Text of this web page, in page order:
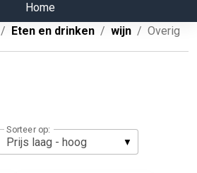
Home
Eten en drinken wijn Overig
Sorteer op: